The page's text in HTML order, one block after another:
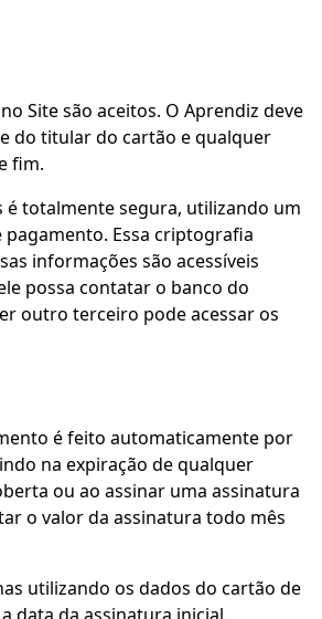
Site são aceitos. O Aprendiz deve
do titular do cartão e qualquer
fim.
é totalmente segura, utilizando um
Essa criptografia
informações são acessíveis
possa contatar o banco do
outro terceiro pode acessar os
é feito automaticamente por
na expiração de qualquer
ou ao assinar uma assinatura
o valor da assinatura todo mês
utilizando os dados do cartão de